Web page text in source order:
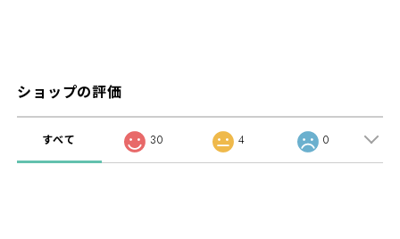
ショップの評価
すべて 30 4 0